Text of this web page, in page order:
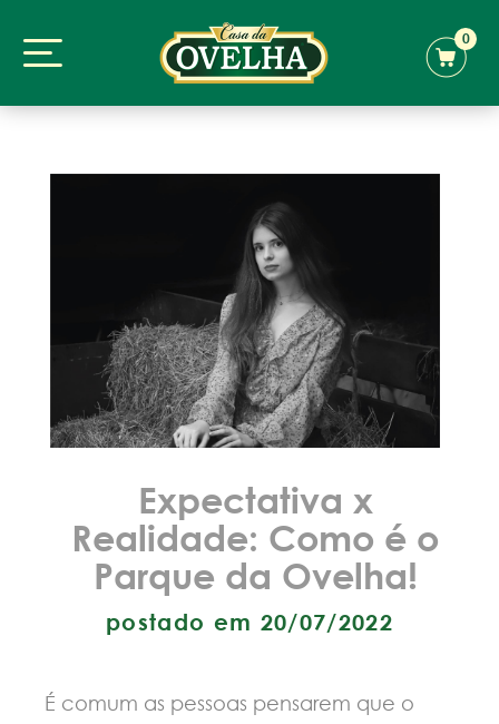
0
Expectativa x
Realidade: Como é o
Parque da Ovelha!
postado em 20/07/2022
É comum as pessoas pensarem que o